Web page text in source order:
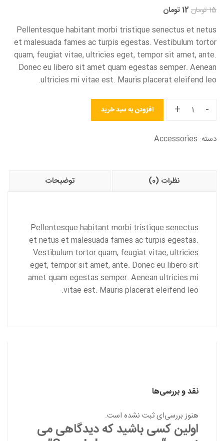
15تومان 12تومان
Pellentesque habitant morbi tristique senectus et netus
et malesuada fames ac turpis egestas. Vestibulum tortor
quam, feugiat vitae, ultricies eget, tempor sit amet, ante.
Donec eu libero sit amet quam egestas semper. Aenean
ultricies mi vitae est. Mauris placerat eleifend leo.
-
+ افزودن به سبد خرید
دسته: Accessories
توضیحات نظرات (0)
Pellentesque habitant morbi tristique senectus
et netus et malesuada fames ac turpis egestas.
Vestibulum tortor quam, feugiat vitae, ultricies
eget, tempor sit amet, ante. Donec eu libero sit
amet quam egestas semper. Aenean ultricies mi
vitae est. Mauris placerat eleifend leo.
نقد و بررسی‌ها
هنوز بررسی‌ای ثبت نشده است.
اولین کسی باشید که دیدگاهی می